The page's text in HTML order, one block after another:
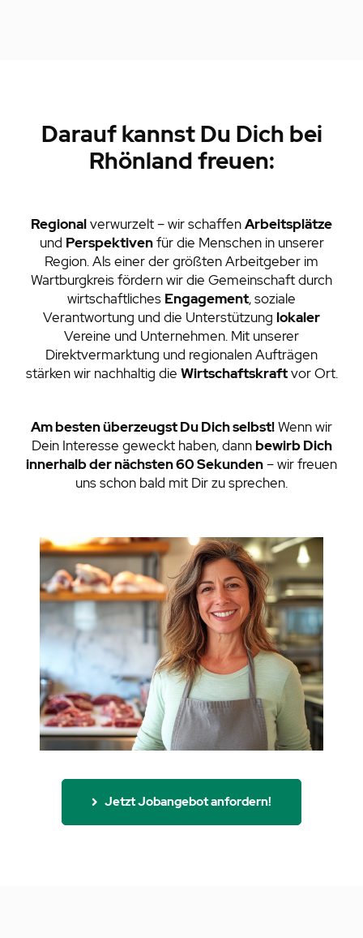
Darauf kannst Du Dich bei
Rhönland freuen:
Regionalverwurzelt – wir schaffenArbeitsplätze
und Perspektivenfür die Menschen in unserer
Region. Als einer der größten Arbeitgeber im
Wartburgkreis fördern wir die Gemeinschaft durch
wirtschaftliches Engagement, soziale
Verantwortung und die Unterstützung lokaler
Vereine und Unternehmen. Mit unserer
Direktvermarktung und regionalen Aufträgen
stärken wir nachhaltig die Wirtschaftskraftvor Ort.
Am besten überzeugst Du Dich selbst!Wenn wir
Dein Interesse geweckt haben, dann bewirb Dich
innerhalb der nächsten 60 Sekunden– wir freuen
uns schon bald mit Dir zu sprechen.
Jetzt Jobangebot anfordern!